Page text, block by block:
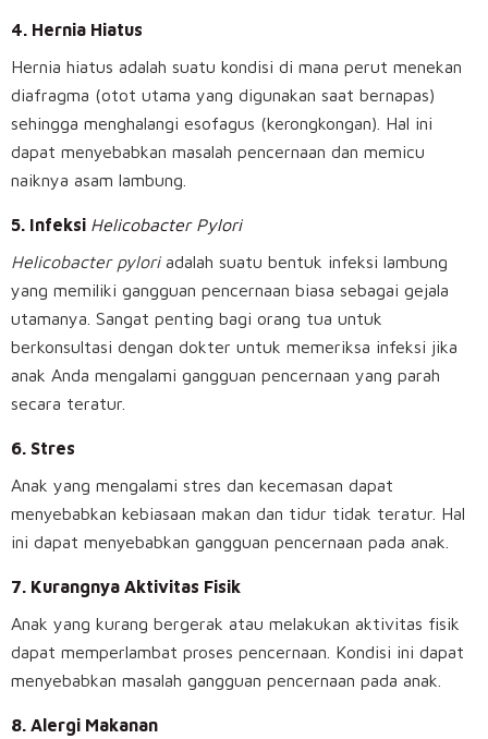
4. Hernia Hiatus
Hernia hiatus adalah suatu kondisi di mana perut menekan
diafragma (otot utama yang digunakan saat bernapas)
sehingga menghalangi esofagus (kerongkongan). Hal ini
dapat menyebabkan masalah pencernaan dan memicu
naiknya asam lambung.
5. Infeksi Helicobacter Pylori
Helicobacter pylori adalah suatu bentuk infeksi lambung
yang memiliki gangguan pencernaan biasa sebagai gejala
utamanya. Sangat penting bagi orang tua untuk
berkonsultasi dengan dokter untuk memeriksa infeksi jika
anak Anda mengalami gangguan pencernaan yang parah
secara teratur.
6. Stres
Anak yang mengalami stres dan kecemasan dapat
menyebabkan kebiasaan makan dan tidur tidak teratur. Hal
ini dapat menyebabkan gangguan pencernaan pada anak.
7. Kurangnya Aktivitas Fisik
Anak yang kurang bergerak atau melakukan aktivitas fisik
dapat memperlambat proses pencernaan. Kondisi ini dapat
menyebabkan masalah gangguan pencernaan pada anak.
8. Alergi Makanan